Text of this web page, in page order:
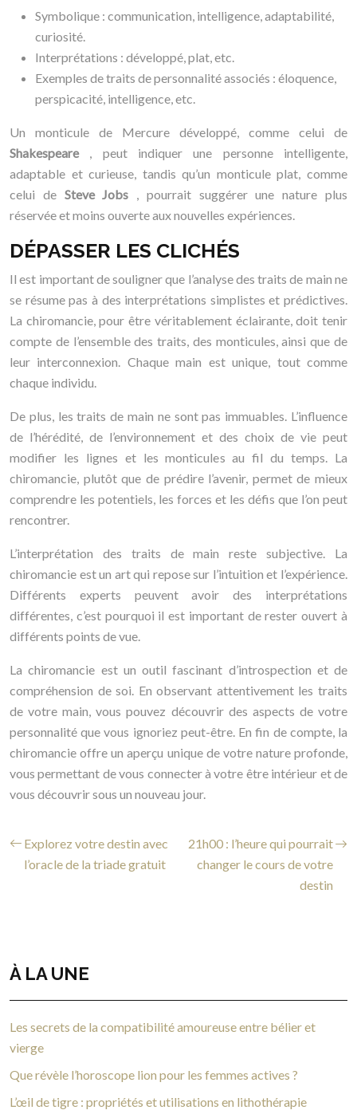
Symbolique : communication, intelligence, adaptabilité,
curiosité.
Interprétations : développé, plat, etc.
Exemples de traits de personnalité associés : éloquence,
perspicacité, intelligence, etc.
Un monticule de Mercure développé, comme celui de
Shakespeare , peut indiquer une personne intelligente,
adaptable et curieuse, tandis qu’un monticule plat, comme
celui de Steve Jobs , pourrait suggérer une nature plus
réservée et moins ouverte aux nouvelles expériences.
DÉPASSER LES CLICHÉS
Il est important de souligner que l’analyse des traits de main ne
se résume pas à des interprétations simplistes et prédictives.
La chiromancie, pour être véritablement éclairante, doit tenir
compte de l’ensemble des traits, des monticules, ainsi que de
leur interconnexion. Chaque main est unique, tout comme
chaque individu.
De plus, les traits de main ne sont pas immuables. L’influence
de l’hérédité, de l’environnement et des choix de vie peut
modifier les lignes et les monticules au fil du temps. La
chiromancie, plutôt que de prédire l’avenir, permet de mieux
comprendre les potentiels, les forces et les défis que l’on peut
rencontrer.
L’interprétation des traits de main reste subjective. La
chiromancie est un art qui repose sur l’intuition et l’expérience.
Différents experts peuvent avoir des interprétations
différentes, c’est pourquoi il est important de rester ouvert à
différents points de vue.
La chiromancie est un outil fascinant d’introspection et de
compréhension de soi. En observant attentivement les traits
de votre main, vous pouvez découvrir des aspects de votre
personnalité que vous ignoriez peut-être. En fin de compte, la
chiromancie offre un aperçu unique de votre nature profonde,
vous permettant de vous connecter à votre être intérieur et de
vous découvrir sous un nouveau jour.
Explorez votre destin avec
l’oracle de la triade gratuit
21h00 : l’heure qui pourrait
changer le cours de votre
destin
À LA UNE
Les secrets de la compatibilité amoureuse entre bélier et
vierge
Que révèle l’horoscope lion pour les femmes actives ?
L’œil de tigre : propriétés et utilisations en lithothérapie